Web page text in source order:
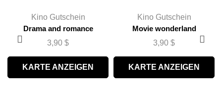
Kino Gutschein
Drama and romance
3,90 $
KARTE ANZEIGEN
Kino Gutschein
Movie wonderland
3,90 $
KARTE ANZEIGEN